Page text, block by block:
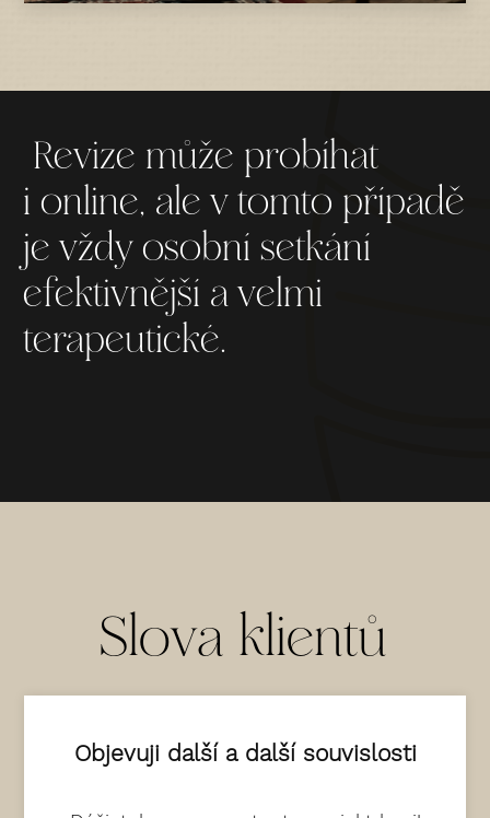
Revize může probíhat
i online, ale v tomto případě
je vždy osobní setkání
efektivnější a velmi
terapeutické.
Slova klientů
Objevuji další a další souvislosti